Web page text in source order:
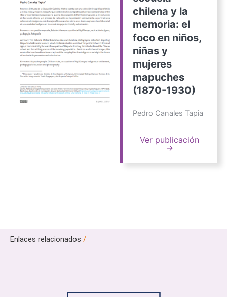
chilena y la
memoria: el
foco en niños,
niñas y
mujeres
mapuches
(1870-1930)
Pedro Canales Tapia
Ver publicación
→
Enlaces relacionados /